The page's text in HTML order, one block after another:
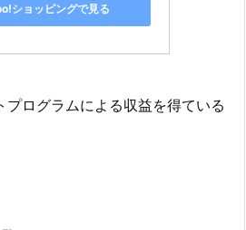
ショッピングで見る
ログラムによる収益を得ている